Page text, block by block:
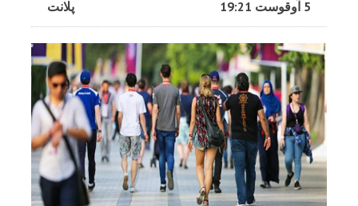
پلانت 5 آوقوست 19:21